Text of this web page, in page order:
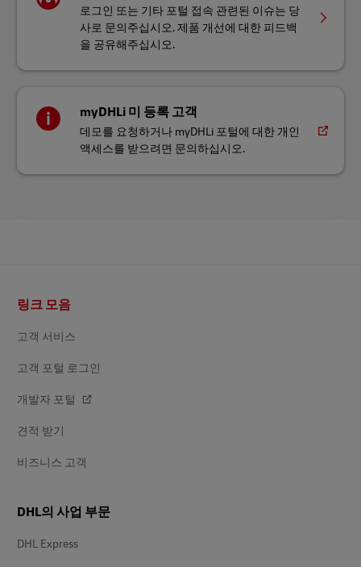
로그인 또는 기타 포털 접속 관련된 이슈는 당
사로 문의주십시오. 제품 개선에 대한 피드백
을 공유해주십시오.
myDHLi 미 등록 고객
데모를 요청하거나 myDHLi 포털에 대한 개인
액세스를 받으려면 문의하십시오.
닥
링크 모음
고객 서비스
고객 포털 로그인
개발자 포털
견적 받기
비즈니스 고객
DHL의 사업 부문
DHL Express